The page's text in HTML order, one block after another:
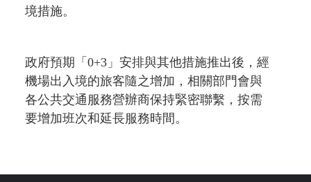
境措施。
政府預期「0+3」安排與其他措施推出後，經
機場出入境的旅客隨之增加，相關部門會與
各公共交通服務營辦商保持緊密聯繫，按需
要增加班次和延長服務時間。